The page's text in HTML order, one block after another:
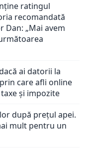
ratingul
recomandată
Dan: „Mai avem
ai datorii la
care afli online
și impozite
după prețul apei.
mult pentru un